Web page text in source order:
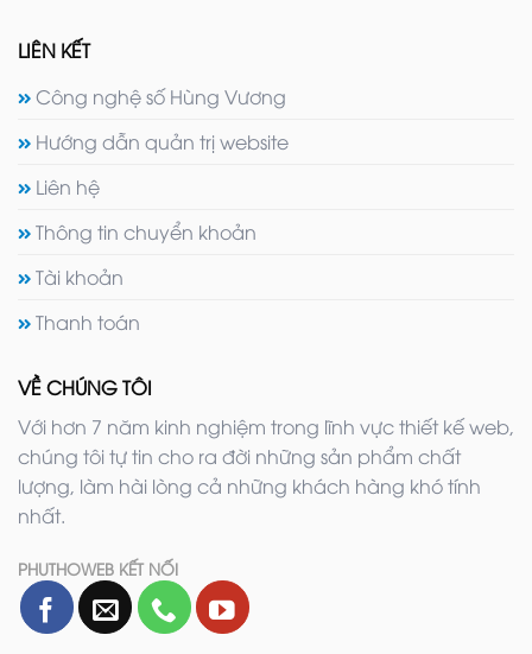
LIÊN KẾT
Công nghệ số Hùng Vương
Hướng dẫn quản trị website
Liên hệ
Thông tin chuyển khoản
Tài khoản
Thanh toán
VỀ CHÚNG TÔI
Với hơn 7 năm kinh nghiệm trong lĩnh vực thiết kế web,
chúng tôi tự tin cho ra đời những sản phẩm chất
lượng, làm hài lòng cả những khách hàng khó tính
nhất.
PHUTHOWEB KẾT NỐI